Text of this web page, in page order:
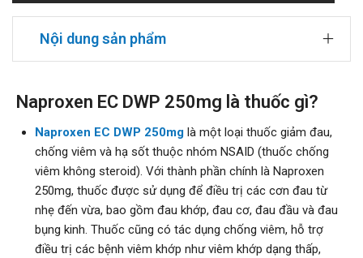
Nội dung sản phẩm
Naproxen EC DWP 250mg là thuốc gì?
Naproxen EC DWP 250mglà một loại thuốc giảm đau,
chống viêm và hạ sốt thuộc nhóm NSAID (thuốc chống
viêm không steroid). Với thành phần chính là Naproxen
250mg, thuốc được sử dụng để điều trị các cơn đau từ
nhẹ đến vừa, bao gồm đau khớp, đau cơ, đau đầu và đau
bụng kinh. Thuốc cũng có tác dụng chống viêm, hỗ trợ
điều trị các bệnh viêm khớp như viêm khớp dạng thấp,